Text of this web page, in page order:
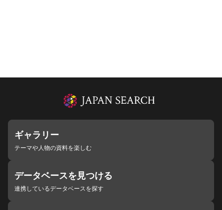
ギャラリー
テーマや人物の資料を楽しむ
データベースを見つける
連携しているデータベースを探す